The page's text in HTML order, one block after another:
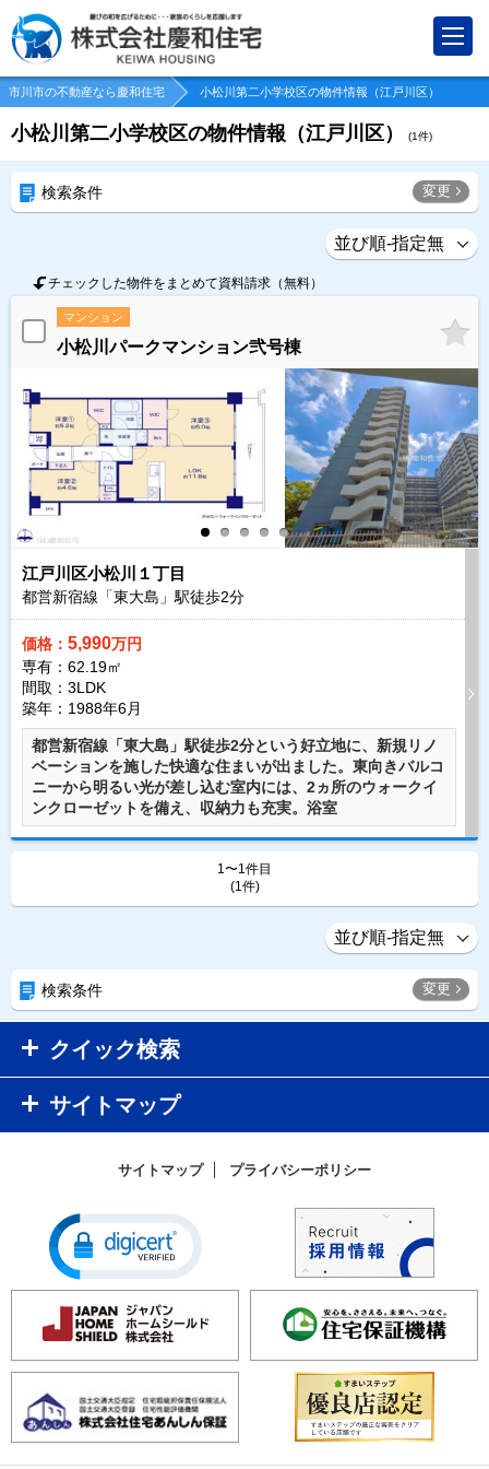
市川市の不動産なら慶和住宅 小松川第二小学校区の物件情報（江戸川区）
小松川第二小学校区の物件情報（江戸川区） (1件)
検索条件 変更
チェックした物件をまとめて資料請求（無料）
マンション
小松川パークマンション弐号棟
江戸川区小松川１丁目
都営新宿線「東大島」駅徒歩2分
価格： 5,990万円
専有：62.19㎡
間取：3LDK
築年：1988年6月
都営新宿線「東大島」駅徒歩2分という好立地に、新規リノ
ベーションを施した快適な住まいが出ました。東向きバルコ
ニーから明るい光が差し込む室内には、2ヵ所のウォークイ
ンクローゼットを備え、収納力も充実。浴室
1〜1件目
(1件)
検索条件 変更
クイック検索
サイトマップ
サイトマップ プライバシーポリシー